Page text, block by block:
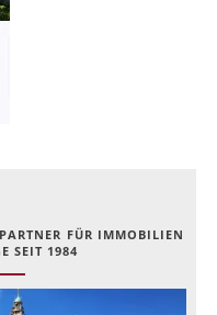
FÜR IMMOBILIEN
SEIT 1984